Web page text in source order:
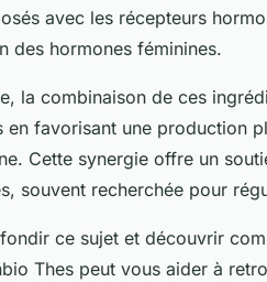
avec les récepteurs
des hormones féminines.
la combinaison de ces
en favorisant une production
Cette synergie offre un
souvent recherchée pour
ce sujet et découvrir
Thes peut vous aider à